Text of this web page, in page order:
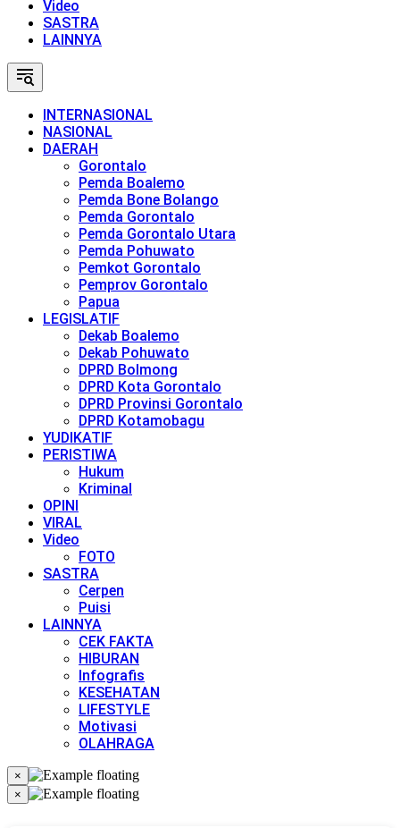
Video
SASTRA
LAINNYA
INTERNASIONAL
NASIONAL
DAERAH
Gorontalo
Pemda Boalemo
Pemda Bone Bolango
Pemda Gorontalo
Pemda Gorontalo Utara
Pemda Pohuwato
Pemkot Gorontalo
Pemprov Gorontalo
Papua
LEGISLATIF
Dekab Boalemo
Dekab Pohuwato
DPRD Bolmong
DPRD Kota Gorontalo
DPRD Provinsi Gorontalo
DPRD Kotamobagu
YUDIKATIF
PERISTIWA
Hukum
Kriminal
OPINI
VIRAL
Video
FOTO
SASTRA
Cerpen
Puisi
LAINNYA
CEK FAKTA
HIBURAN
Infografis
KESEHATAN
LIFESTYLE
Motivasi
OLAHRAGA
×
×